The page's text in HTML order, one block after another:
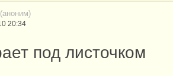
(аноним)
20:34
под листочком